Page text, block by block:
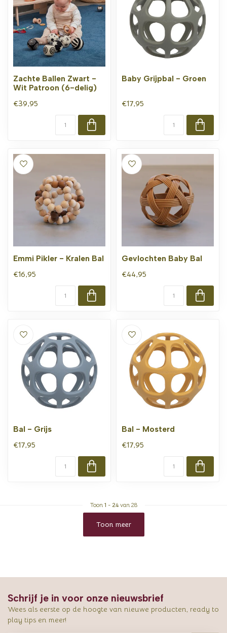
Zachte Ballen Zwart -
Wit Patroon (6-delig)
€39,95
Baby Grijpbal - Groen
€17,95
Emmi Pikler - Kralen Bal
€16,95
Gevlochten Baby Bal
€44,95
Bal - Grijs
€17,95
Bal - Mosterd
€17,95
Toon 1 - 24van 28
Toon meer
Schrijf je in voor onze nieuwsbrief
Wees als eerste op de hoogte van nieuwe producten, ready to
play tips en meer!